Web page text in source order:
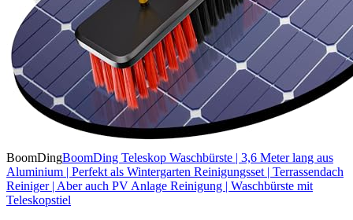
BoomDingBoomDing Teleskop Waschbürste | 3,6 Meter lang aus
Aluminium | Perfekt als Wintergarten Reinigungsset | Terrassendach
Reiniger | Aber auch PV Anlage Reinigung | Waschbürste mit
Teleskopstiel